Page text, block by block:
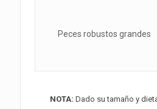
Peces robustos grandes
NOTA: Dado su tamaño y